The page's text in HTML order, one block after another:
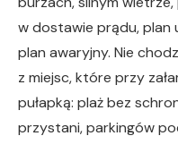
w dostawie prądu,
plan awaryjny. Nie
z miejsc, które przy
pułapką: plaż bez
przystani, parkingów